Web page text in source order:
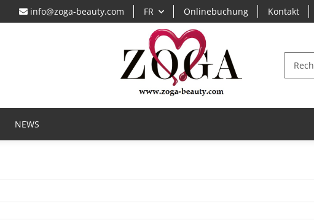
info@zoga-beauty.com FR Onlinebuchung Kontakt
NEWS